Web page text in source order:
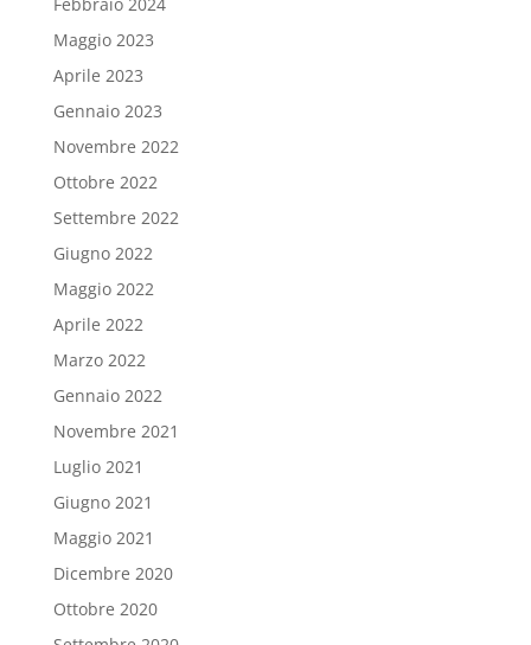
Maggio 2023
Aprile 2023
Gennaio 2023
Novembre 2022
Ottobre 2022
Settembre 2022
Giugno 2022
Maggio 2022
Aprile 2022
Marzo 2022
Gennaio 2022
Novembre 2021
Luglio 2021
Giugno 2021
Maggio 2021
Dicembre 2020
Ottobre 2020